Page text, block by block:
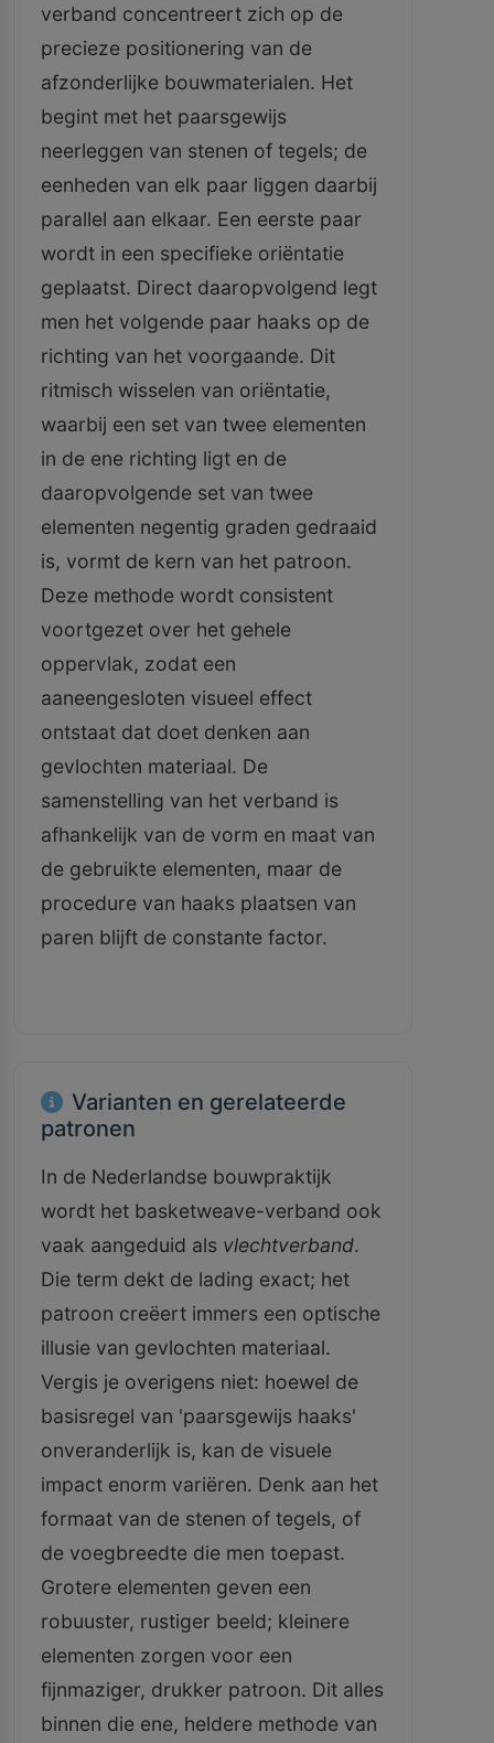
verband concentreert zich op de
precieze positionering van de
afzonderlijke bouwmaterialen. Het
begint met het paarsgewijs
neerleggen van stenen of tegels; de
eenheden van elk paar liggen daarbij
parallel aan elkaar. Een eerste paar
wordt in een specifieke oriëntatie
geplaatst. Direct daaropvolgend legt
men het volgende paar haaks op de
richting van het voorgaande. Dit
ritmisch wisselen van oriëntatie,
waarbij een set van twee elementen
in de ene richting ligt en de
daaropvolgende set van twee
elementen negentig graden gedraaid
is, vormt de kern van het patroon.
Deze methode wordt consistent
voortgezet over het gehele
oppervlak, zodat een
aaneengesloten visueel effect
ontstaat dat doet denken aan
gevlochten materiaal. De
samenstelling van het verband is
afhankelijk van de vorm en maat van
de gebruikte elementen, maar de
procedure van haaks plaatsen van
paren blijft de constante factor.
Varianten en gerelateerde
patronen
In de Nederlandse bouwpraktijk
wordt het basketweave-verband ook
vaak aangeduid als vlechtverband.
Die term dekt de lading exact; het
patroon creëert immers een optische
illusie van gevlochten materiaal.
Vergis je overigens niet: hoewel de
basisregel van 'paarsgewijs haaks'
onveranderlijk is, kan de visuele
impact enorm variëren. Denk aan het
formaat van de stenen of tegels, of
de voegbreedte die men toepast.
Grotere elementen geven een
robuuster, rustiger beeld; kleinere
elementen zorgen voor een
fijnmaziger, drukker patroon. Dit alles
binnen die ene, heldere methode van